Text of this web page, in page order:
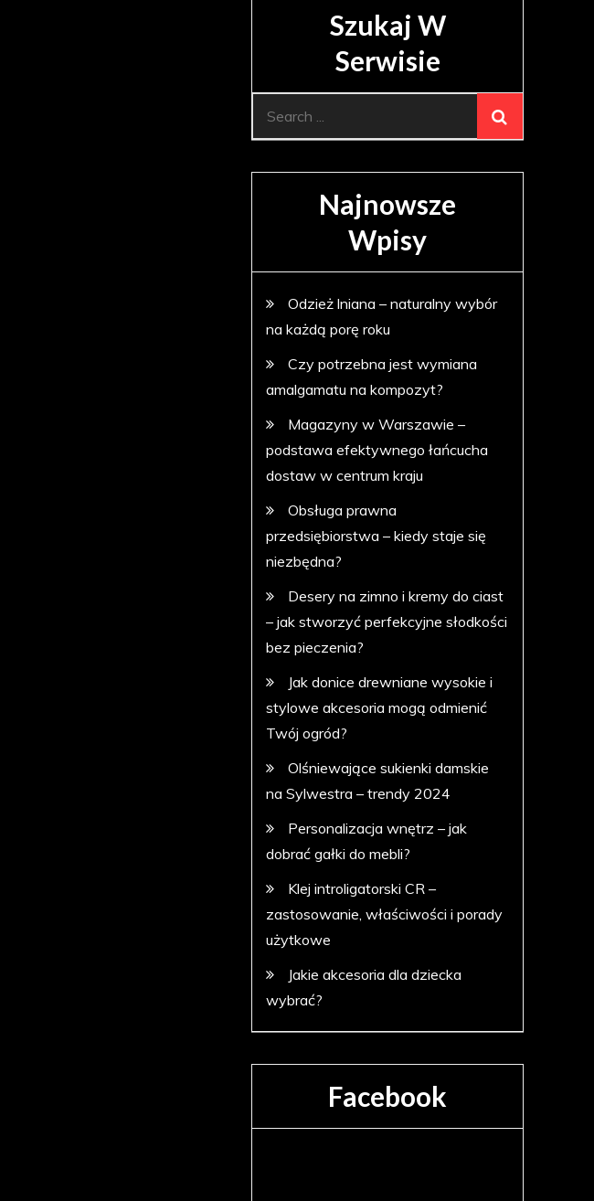
Szukaj W
Serwisie
Najnowsze
Wpisy
Odzież lniana – naturalny wybór
na każdą porę roku
Czy potrzebna jest wymiana
amalgamatu na kompozyt?
Magazyny w Warszawie –
podstawa efektywnego łańcucha
dostaw w centrum kraju
Obsługa prawna
przedsiębiorstwa – kiedy staje się
niezbędna?
Desery na zimno i kremy do ciast
– jak stworzyć perfekcyjne słodkości
bez pieczenia?
Jak donice drewniane wysokie i
stylowe akcesoria mogą odmienić
Twój ogród?
Olśniewające sukienki damskie
na Sylwestra – trendy 2024
Personalizacja wnętrz – jak
dobrać gałki do mebli?
Klej introligatorski CR –
zastosowanie, właściwości i porady
użytkowe
Jakie akcesoria dla dziecka
wybrać?
Facebook